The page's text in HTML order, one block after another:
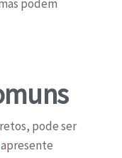
podem
pode ser
apresente